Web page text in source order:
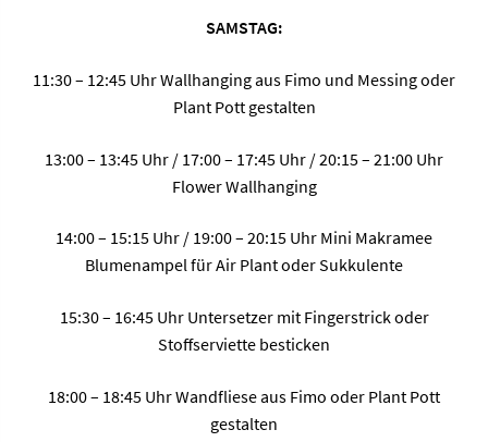
SAMSTAG:
11:30 – 12:45 Uhr Wallhanging aus Fimo und Messing oder
Plant Pott gestalten
13:00 – 13:45 Uhr / 17:00 – 17:45 Uhr / 20:15 – 21:00 Uhr
Flower Wallhanging
14:00 – 15:15 Uhr / 19:00 – 20:15 Uhr Mini Makramee
Blumenampel für Air Plant oder Sukkulente
15:30 – 16:45 Uhr Untersetzer mit Fingerstrick oder
Stoffserviette besticken
18:00 – 18:45 Uhr Wandfliese aus Fimo oder Plant Pott
gestalten